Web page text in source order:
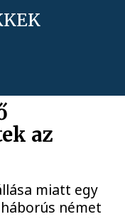
az
miatt egy
német